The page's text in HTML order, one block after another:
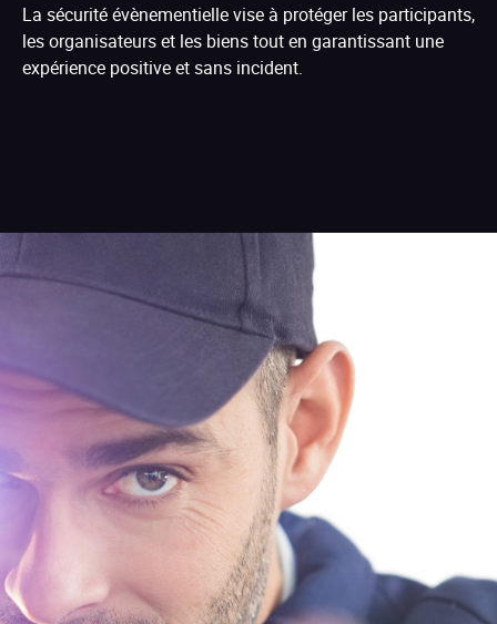
La sécurité évènementielle vise à protéger les participants,
les organisateurs et les biens tout en garantissant une
expérience positive et sans incident.